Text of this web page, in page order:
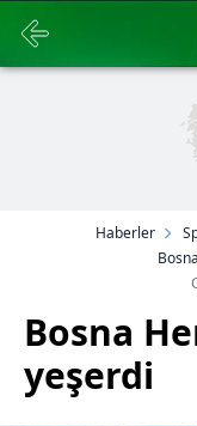
Haberler
Bosna
yeşerdi